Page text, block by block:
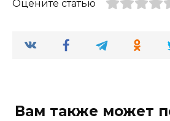
Оцените статью
Вам также может